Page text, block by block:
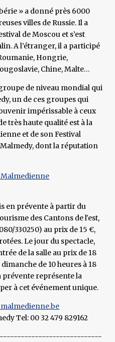
» a donné près 6000
villes de Russie. Il a
de Moscou et s’est
A l’étranger, il a participé
Hongrie,
Chine, Malte…
de niveau mondial qui
un de ces groupes qui
impérissable à ceux
très haute qualité est à la
et de son Festival
dont la réputation
Malmedienne
en prévente à partir du
des Cantons de l'est,
330250) au prix de 15 €,
Le jour du spectacle,
de la salle au prix de 18
de 10 heures à 18
prévente représente la
à cet événement unique.
Tel: 00 32 479 829162